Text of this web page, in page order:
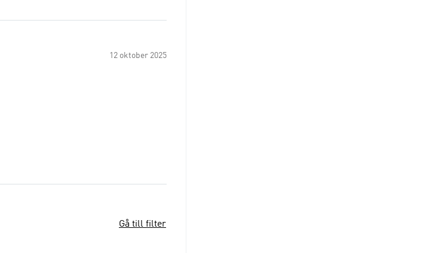
12 oktober 2025
Gå till filter